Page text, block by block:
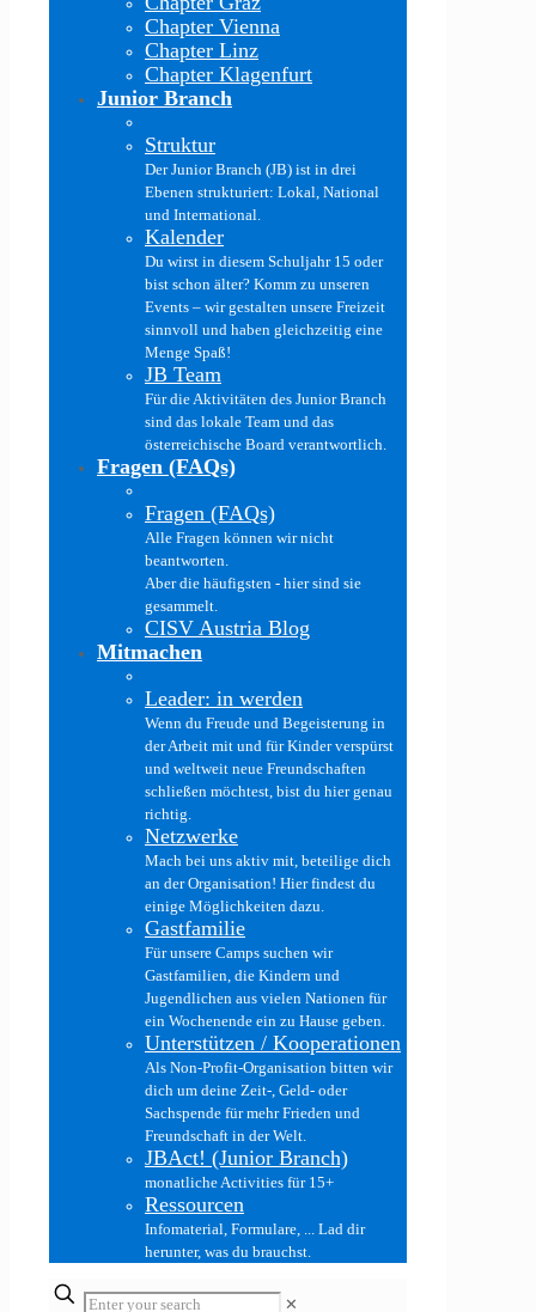
Chapter Vienna
Chapter Linz
Chapter Klagenfurt
Junior Branch
Struktur
Der Junior Branch (JB) ist in drei
Ebenen strukturiert: Lokal, National
und International.
Kalender
Du wirst in diesem Schuljahr 15 oder
bist schon älter? Komm zu unseren
Events – wir gestalten unsere Freizeit
sinnvoll und haben gleichzeitig eine
Menge Spaß!
JB Team
Für die Aktivitäten des Junior Branch
sind das lokale Team und das
österreichische Board verantwortlich.
Fragen (FAQs)
Fragen (FAQs)
Alle Fragen können wir nicht
beantworten.
Aber die häufigsten - hier sind sie
gesammelt.
CISV Austria Blog
Mitmachen
Leader: in werden
Wenn du Freude und Begeisterung in
der Arbeit mit und für Kinder verspürst
und weltweit neue Freundschaften
schließen möchtest, bist du hier genau
richtig.
Netzwerke
Mach bei uns aktiv mit, beteilige dich
an der Organisation! Hier findest du
einige Möglichkeiten dazu.
Gastfamilie
Für unsere Camps suchen wir
Gastfamilien, die Kindern und
Jugendlichen aus vielen Nationen für
ein Wochenende ein zu Hause geben.
Unterstützen / Kooperationen
Als Non-Profit-Organisation bitten wir
dich um deine Zeit-, Geld- oder
Sachspende für mehr Frieden und
Freundschaft in der Welt.
JBAct! (Junior Branch)
monatliche Activities für 15+
Ressourcen
Infomaterial, Formulare, ... Lad dir
herunter, was du brauchst.
✕